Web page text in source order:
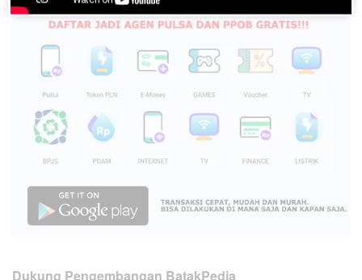
Dukung Pengembangan BatakPedia